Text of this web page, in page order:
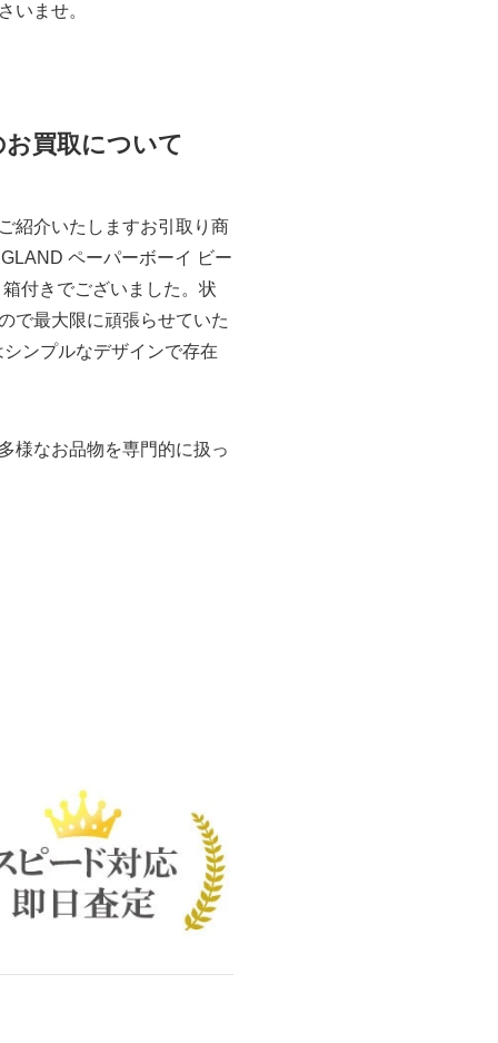
いませ。
買取について
紹介いたしますお引取り商
ペーパーボーイ ビー
付きでございました。状
で最大限に頑張らせていた
ンプルなデザインで存在
様なお品物を専門的に扱っ